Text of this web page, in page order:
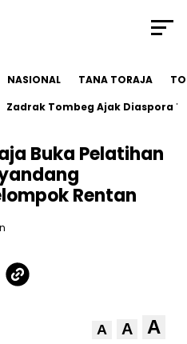
NASIONAL TANA TORAJA
Tombeg Ajak Diaspora
Buka Pelatihan
Rentan
A A A